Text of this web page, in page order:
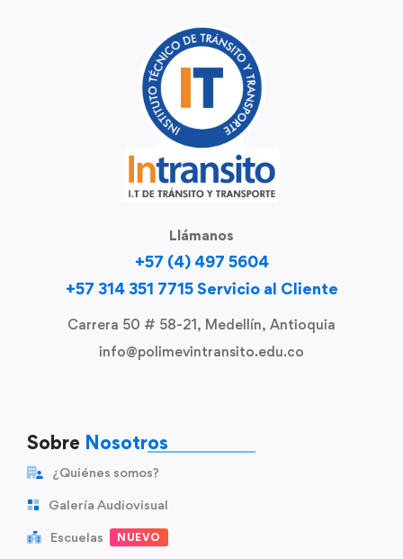
Llámanos
+57 (4) 497 5604
+57 314 351 7715 Servicio al Cliente
Carrera 50 # 58-21, Medellín, Antioquia
info@polimevintransito.edu.co
Sobre Nosotros
¿Quiénes somos?
Galería Audiovisual
Escuelas NUEVO